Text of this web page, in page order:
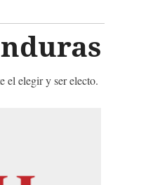
el elegir y ser electo.